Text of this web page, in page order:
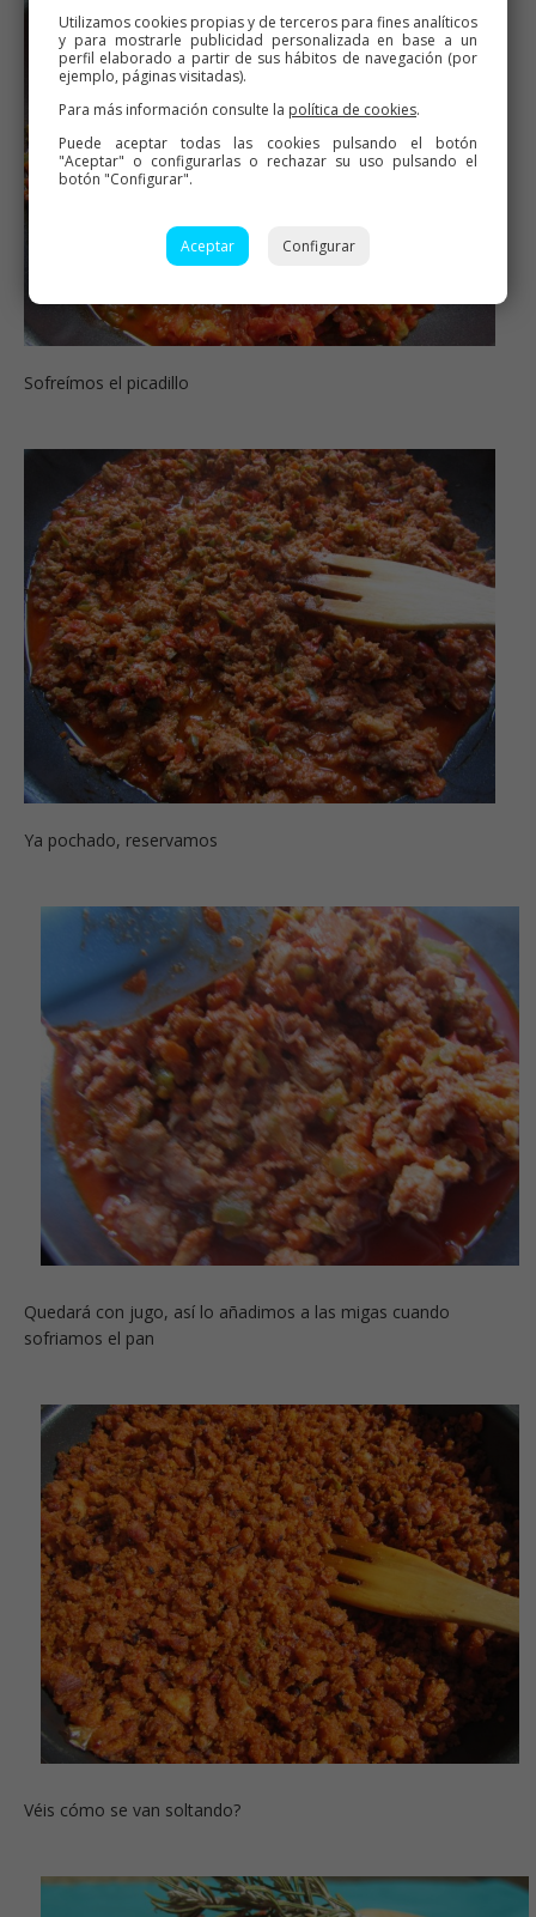
Sofreímos el picadillo
Ya pochado, reservamos
Quedará con jugo, así lo añadimos a las migas cuando
sofriamos el pan
Véis cómo se van soltando?
Utilizamos cookies propias y de terceros para fines analíticos
y para mostrarle publicidad personalizada en base a un
perfil elaborado a partir de sus hábitos de navegación (por
ejemplo, páginas visitadas).
Para más información consulte la política de cookies.
Puede aceptar todas las cookies pulsando el botón
"Aceptar" o configurarlas o rechazar su uso pulsando el
botón "Configurar".
Aceptar Configurar